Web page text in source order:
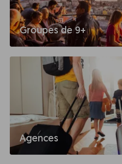
Groupes de 9+
Agences